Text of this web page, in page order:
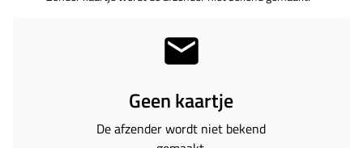
Geen kaartje
De afzender wordt niet bekend